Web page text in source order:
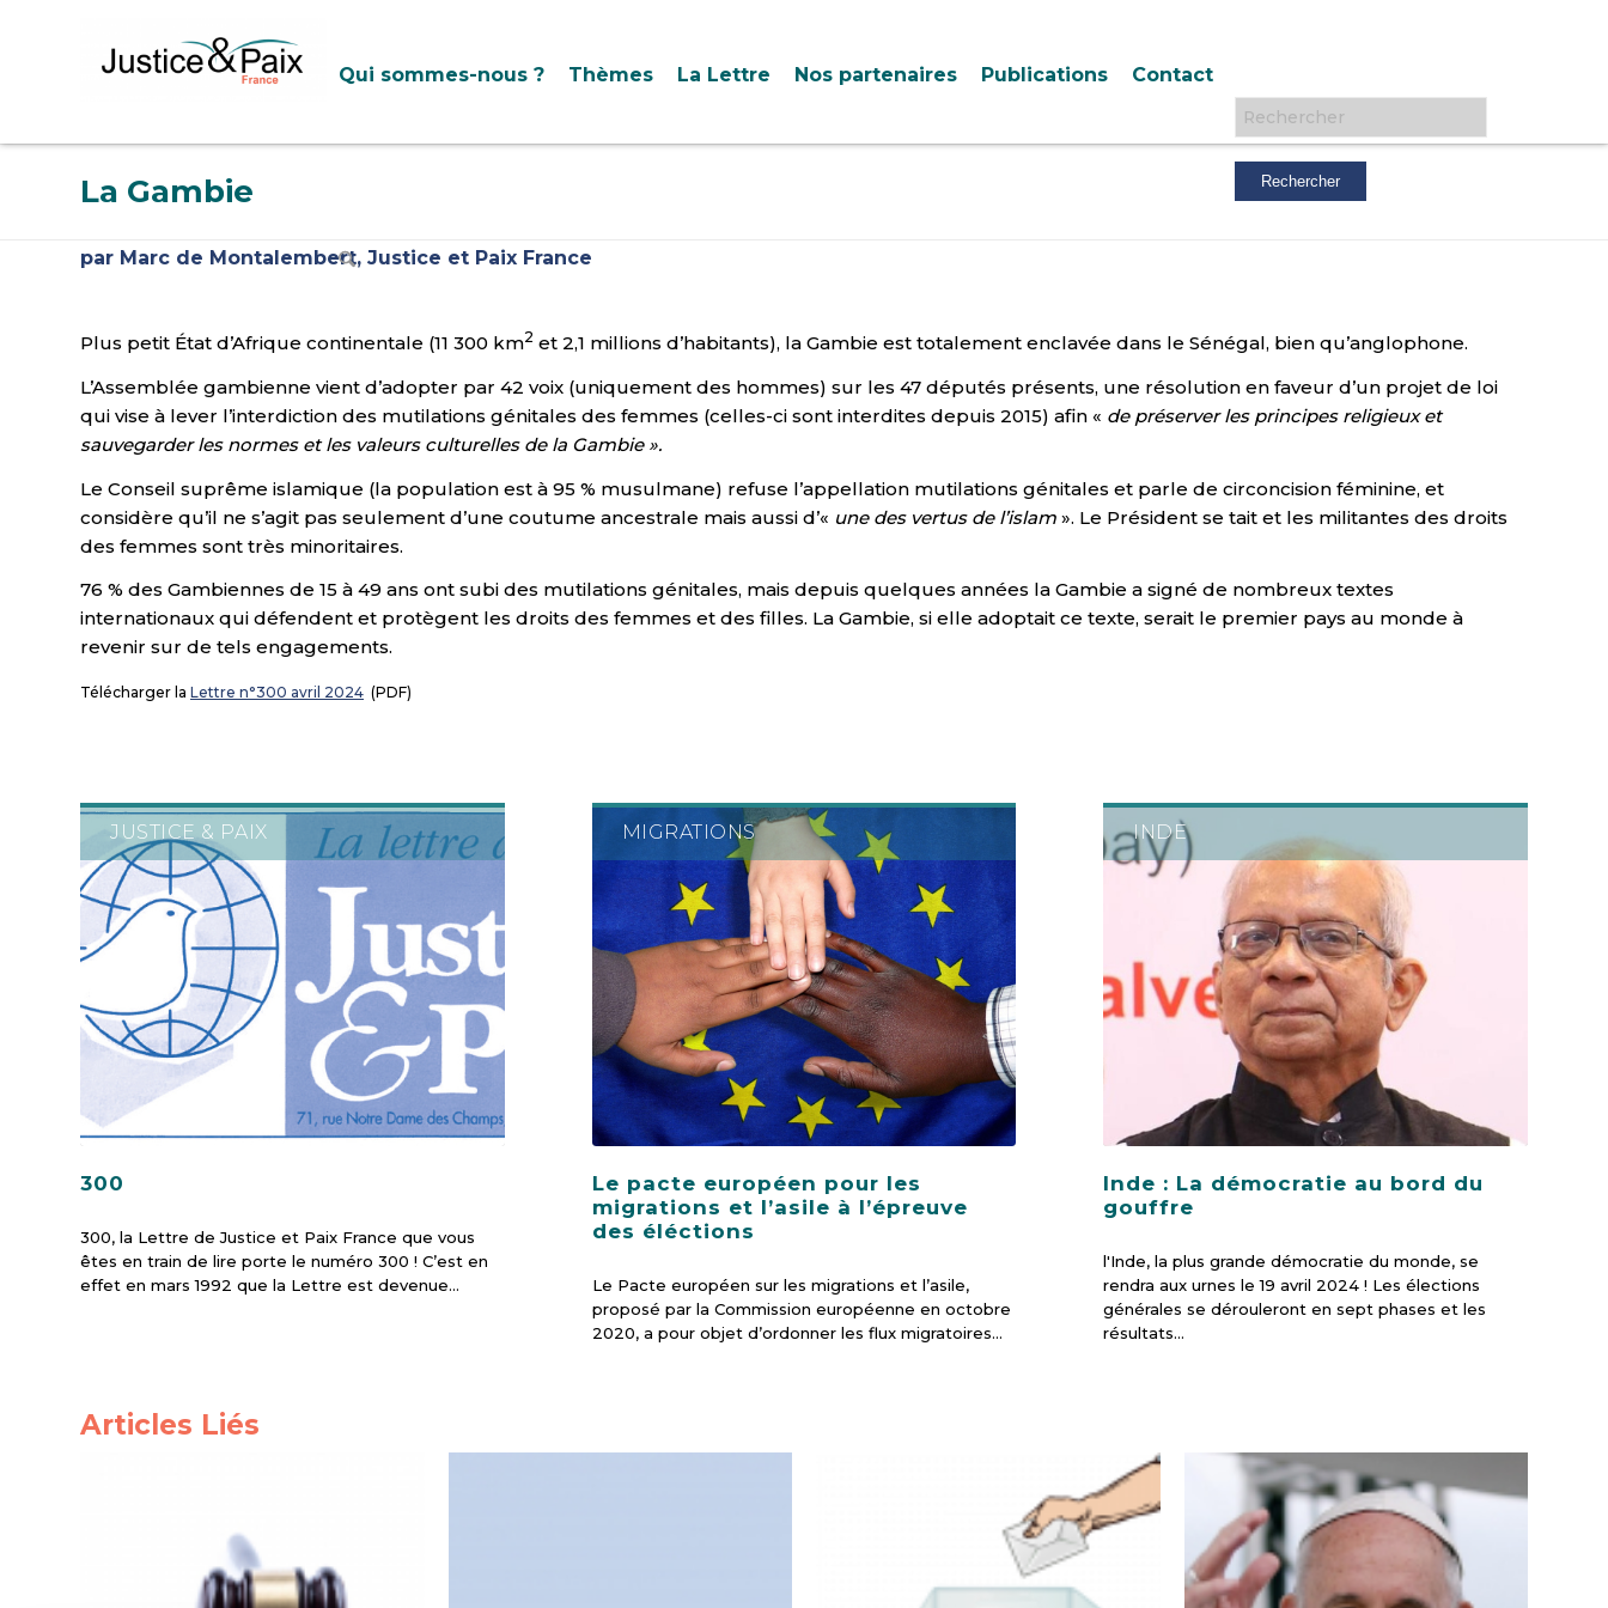
Qui sommes-nous ? Thèmes La Lettre Nos partenaires Publications Contact
Rechercher :
La Gambie
par Marc de Montalembert, Justice et Paix France
Plus petit État d’Afrique continentale (11 300 km2 et 2,1 millions d’habitants), la Gambie est totalement enclavée dans le Sénégal, bien qu’anglophone.
L’Assemblée gambienne vient d’adopter par 42 voix (uniquement des hommes) sur les 47 députés présents, une résolution en faveur d’un projet de loi
qui vise à lever l’interdiction des mutilations génitales des femmes (celles-ci sont interdites depuis 2015) afin « de préserver les principes religieux et
sauvegarder les normes et les valeurs culturelles de la Gambie ».
Le Conseil suprême islamique (la population est à 95 % musulmane) refuse l’appellation mutilations génitales et parle de circoncision féminine, et
considère qu’il ne s’agit pas seulement d’une coutume ancestrale mais aussi d’« une des vertus de l’islam ». Le Président se tait et les militantes des droits
des femmes sont très minoritaires.
76 % des Gambiennes de 15 à 49 ans ont subi des mutilations génitales, mais depuis quelques années la Gambie a signé de nombreux textes
internationaux qui défendent et protègent les droits des femmes et des filles. La Gambie, si elle adoptait ce texte, serait le premier pays au monde à
revenir sur de tels engagements.
Télécharger la Lettre n°300 avril 2024 (PDF)
JUSTICE & PAIX
300
300, la Lettre de Justice et Paix France que vous
êtes en train de lire porte le numéro 300 ! C’est en
effet en mars 1992 que la Lettre est devenue…
MIGRATIONS
Le pacte européen pour les
migrations et l’asile à l’épreuve
des éléctions
Le Pacte européen sur les migrations et l’asile,
proposé par la Commission européenne en octobre
2020, a pour objet d’ordonner les flux migratoires…
INDE
Inde : La démocratie au bord du
gouffre
l'Inde, la plus grande démocratie du monde, se
rendra aux urnes le 19 avril 2024 ! Les élections
générales se dérouleront en sept phases et les
résultats…
Articles Liés